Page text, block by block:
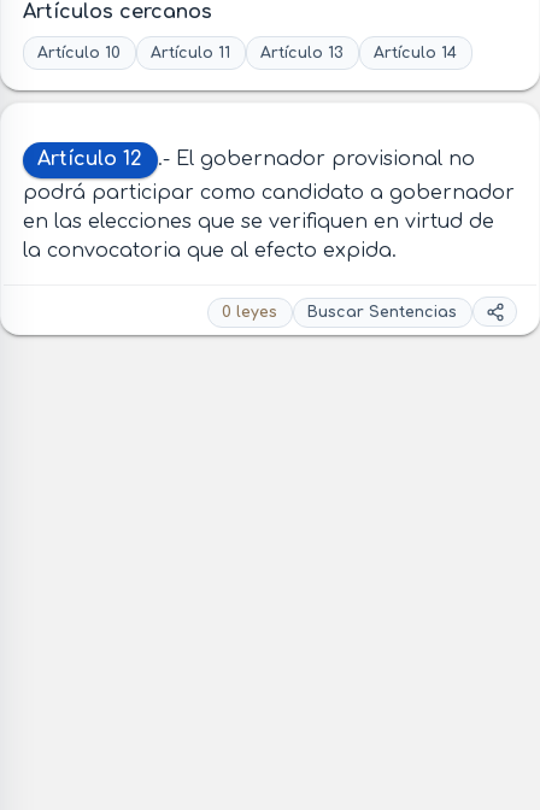
Artículos cercanos
Artículo 10 Artículo 11 Artículo 13 Artículo 14
Artículo 12
.- El gobernador provisional no
podrá participar como candidato a gobernador
en las elecciones que se verifiquen en virtud de
la convocatoria que al efecto expida.
0 leyes Buscar Sentencias